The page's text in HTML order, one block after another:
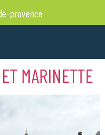
MARINETTE